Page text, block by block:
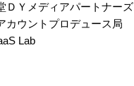
ＤＹメディアパートナーズ
カウントプロデュース局
Lab